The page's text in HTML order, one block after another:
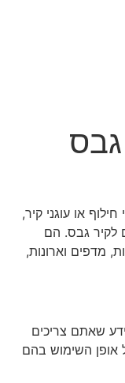
או עוגני קיר,
גבס. הם
מדפים וארונות,
שאתם צריכים
אופן השימוש בהם